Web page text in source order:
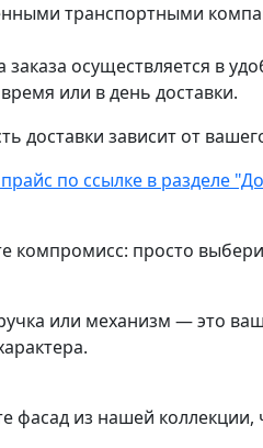
транспортными
заказа осуществляется в
или в день доставки.
доставки зависит от
по ссылке в разделе
компромисс: просто
или механизм — это
фасад из нашей коллекции,